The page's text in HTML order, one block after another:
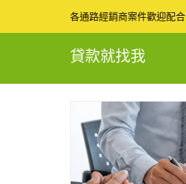
to
各通路經銷商案件歡迎配合
貸款就找我